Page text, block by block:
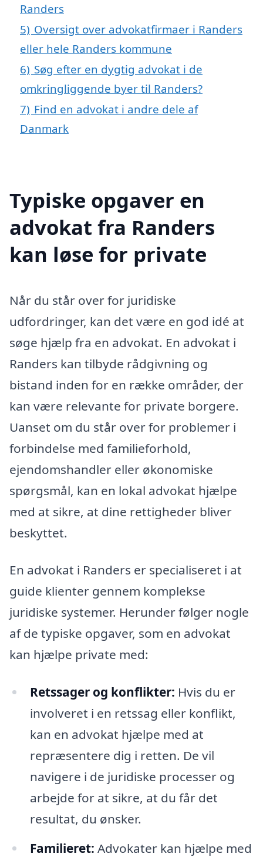
Randers
5) Oversigt over advokatfirmaer i Randers
eller hele Randers kommune
6) Søg efter en dygtig advokat i de
omkringliggende byer til Randers?
7) Find en advokat i andre dele af
Danmark
Typiske opgaver en
advokat fra Randers
kan løse for private
Når du står over for juridiske
udfordringer, kan det være en god idé at
søge hjælp fra en advokat. En advokat i
Randers kan tilbyde rådgivning og
bistand inden for en række områder, der
kan være relevante for private borgere.
Uanset om du står over for problemer i
forbindelse med familieforhold,
ejendomshandler eller økonomiske
spørgsmål, kan en lokal advokat hjælpe
med at sikre, at dine rettigheder bliver
beskyttet.
En advokat i Randers er specialiseret i at
guide klienter gennem komplekse
juridiske systemer. Herunder følger nogle
af de typiske opgaver, som en advokat
kan hjælpe private med:
Retssager og konflikter: Hvis du er
involveret i en retssag eller konflikt,
kan en advokat hjælpe med at
repræsentere dig i retten. De vil
navigere i de juridiske processer og
arbejde for at sikre, at du får det
resultat, du ønsker.
Familieret: Advokater kan hjælpe med